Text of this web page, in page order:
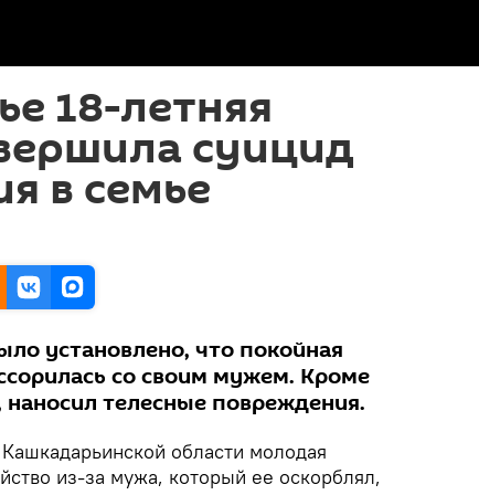
18-летняя
суицид
в семье
установлено, что покойная
со своим мужем. Кроме
телесные повреждения.
области молодая
из-за мужа, который ее оскорблял,